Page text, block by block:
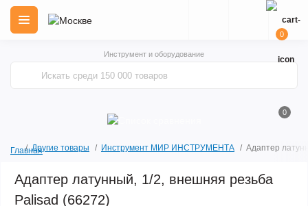
Инструмент и оборудование
0
0
ГлавнаяДругие товары Инструмент МИР ИНСТРУМЕНТА Адаптер
Адаптер латунный, 1/2, внешняя резьба
Palisad (66272)